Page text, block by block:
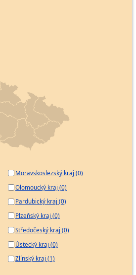
Moravskoslezský kraj (0)
Olomoucký kraj (0)
Pardubický kraj (0)
Plzeňský kraj (0)
Středočeský kraj (0)
Ústecký kraj (0)
Zlínský kraj (1)